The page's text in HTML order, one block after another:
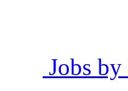
Jobs by